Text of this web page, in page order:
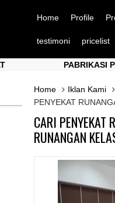
Home Profile
testimoni pricelist
PABRIKASI
Home
Iklan Kami
PENYEKAT
CARI PENYEKAT
RUNANGAN